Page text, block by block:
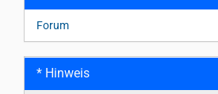
Forum
* Hinweis